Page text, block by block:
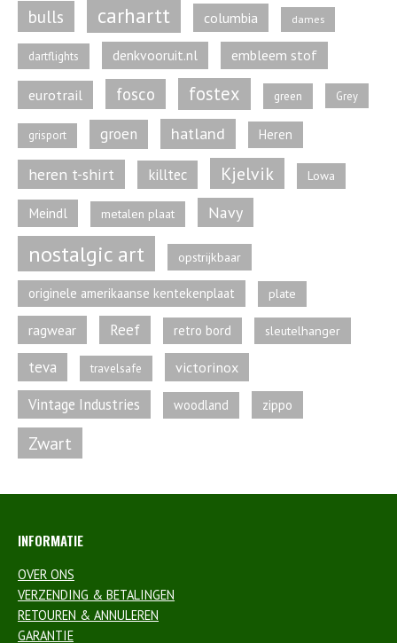
bulls carhartt columbia dames
dartflights denkvooruit.nl embleem stof
eurotrail fosco fostex green Grey
grisport groen hatland Heren
heren t-shirt killtec Kjelvik Lowa
Meindl metalen plaat Navy
nostalgic art opstrijkbaar
originele amerikaanse kentekenplaat plate
ragwear Reef retro bord sleutelhanger
teva travelsafe victorinox
Vintage Industries woodland zippo
Zwart
INFORMATIE
OVER ONS
VERZENDING & BETALINGEN
RETOUREN & ANNULEREN
GARANTIE